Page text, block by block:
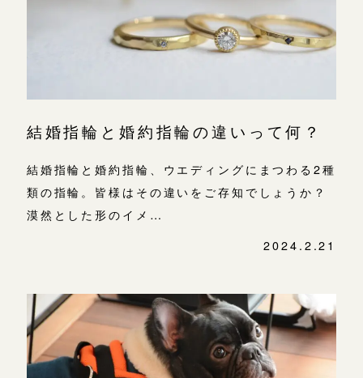
結婚指輪と婚約指輪の違いって何？
結婚指輪と婚約指輪、ウエディングにまつわる2種
類の指輪。皆様はその違いをご存知でしょうか？
漠然とした形のイメ…
2024.2.21